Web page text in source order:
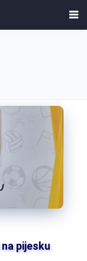
pijesku